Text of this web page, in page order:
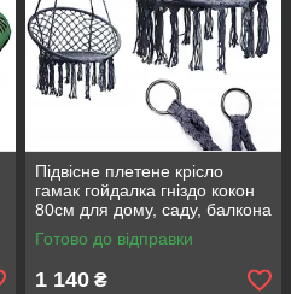
Підвісне плетене крісло
гамак гойдалка гніздо кокон
80см для дому, саду, балкона
та тераси
Готово до відправки
1 140 ₴